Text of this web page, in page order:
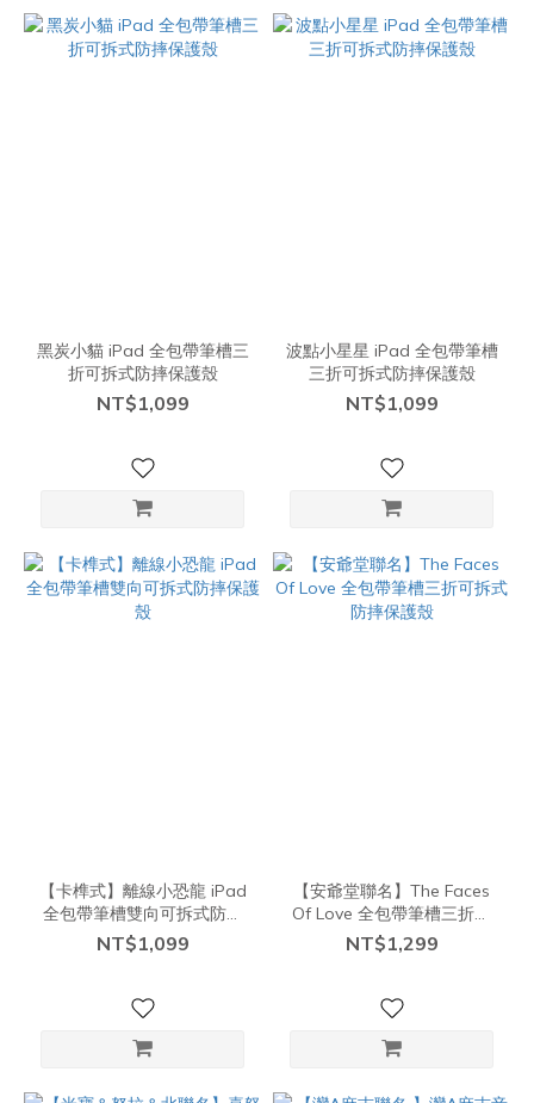
黑炭小貓 iPad 全包帶筆槽三
折可拆式防摔保護殼
NT$1,099
波點小星星 iPad 全包帶筆槽
三折可拆式防摔保護殼
NT$1,099
【卡榫式】離線小恐龍 iPad
全包帶筆槽雙向可拆式防摔
保護殼
NT$1,099
【安爺堂聯名】The Faces
Of Love 全包帶筆槽三折可
拆式防摔保護殼
NT$1,299